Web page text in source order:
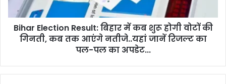
वोटों
गिनती,
आएंगे
Bihar Election Result: बिहार में कब शुरू होगी वोटों की
गिनती, कब तक आएंगे नतीजे..यहां जानें रिजल्ट का
पल-पल का अपडेट...